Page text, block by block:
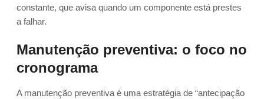
constante, que avisa quando um componente está prestes
a falhar.
Manutenção preventiva: o foco no
cronograma
A manutenção preventiva é uma estratégia de “antecipação